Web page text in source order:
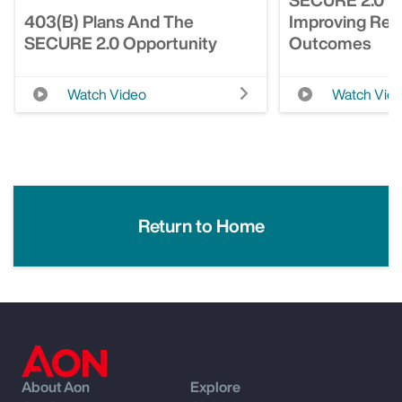
403(b) Plans And The
SECURE 2.0 Opportunity
Watch Video
Improving
Outcomes
Watch
Return to Home
About Aon
Explore